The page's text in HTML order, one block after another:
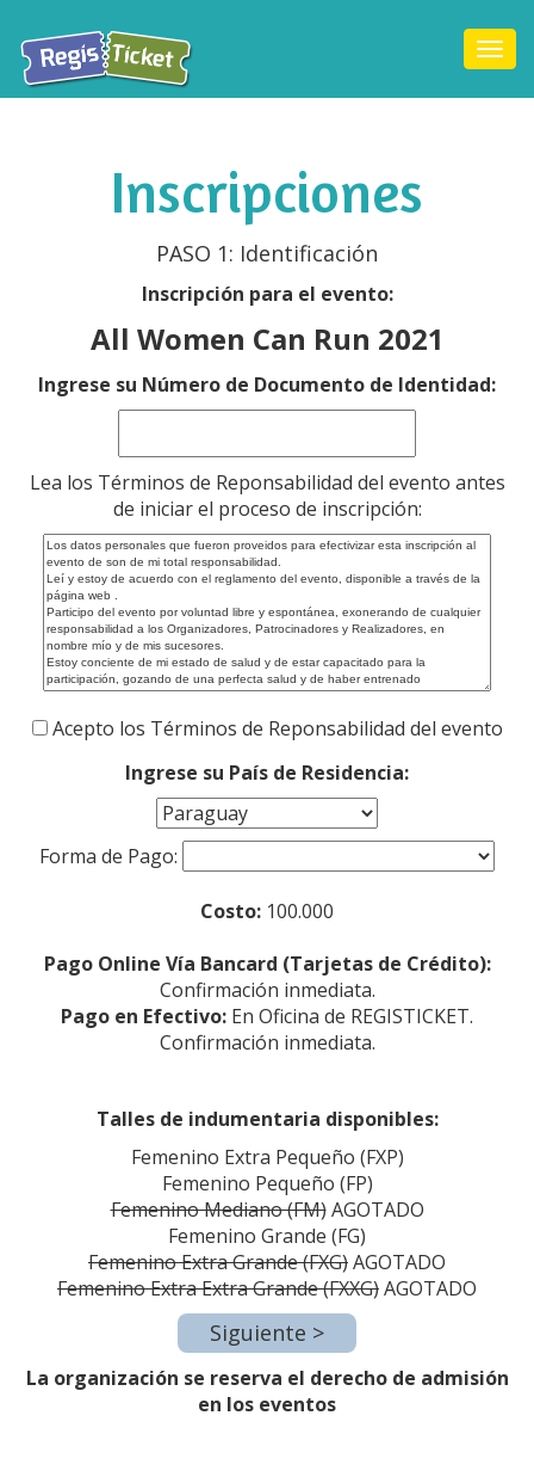
Inscripciones
PASO 1: Identificación
Inscripción para el evento:
All Women Can Run 2021
Ingrese su Número de Documento de Identidad:
Lea los Términos de Reponsabilidad del evento antes
de iniciar el proceso de inscripción:
Acepto los Términos de Reponsabilidad del evento
Ingrese su País de Residencia:
Forma de Pago:
Costo: 100.000
Pago Online Vía Bancard (Tarjetas de Crédito):
Confirmación inmediata.
Pago en Efectivo: En Oficina de REGISTICKET.
Confirmación inmediata.
Talles de indumentaria disponibles:
Femenino Extra Pequeño (FXP)
Femenino Pequeño (FP)
Femenino Mediano (FM)AGOTADO
Femenino Grande (FG)
Femenino Extra Grande (FXG)AGOTADO
Femenino Extra Extra Grande (FXXG)AGOTADO
La organización se reserva el derecho de admisión
en los eventos